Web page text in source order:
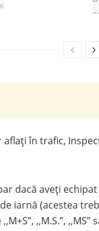
în trafic,
dacă aveți
iarnă (acestea
,,M.S.”, ,,MS”